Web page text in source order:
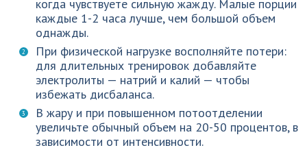
когда чувствуете сильную жажду. Малые порции
каждые 1-2 часа лучше, чем большой объем
однажды.
При физической нагрузке восполняйте потери:
для длительных тренировок добавляйте
электролиты — натрий и калий — чтобы
избежать дисбаланса.
В жару и при повышенном потоотделении
увеличьте обычный объем на 20-50 процентов, в
зависимости от интенсивности.